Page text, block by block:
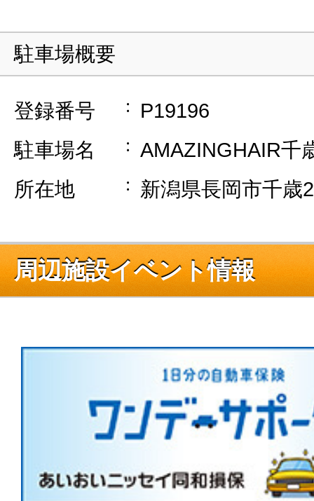
駐車場概要
登録番号
P19196
駐車場名
AMAZINGHAIR千
所在地
新潟県長岡市千歳
周辺施設イベント情報